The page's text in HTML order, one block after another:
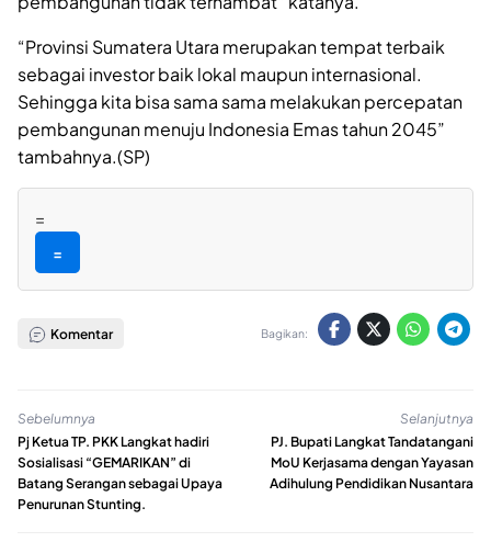
“Provinsi Sumatera Utara merupakan tempat terbaik
sebagai investor baik lokal maupun internasional.
Sehingga kita bisa sama sama melakukan percepatan
pembangunan menuju Indonesia Emas tahun 2045”
tambahnya.(SP)
=
=
Komentar Bagikan:
Sebelumnya
Pj Ketua TP. PKK Langkat hadiri
Sosialisasi “GEMARIKAN” di
Batang Serangan sebagai Upaya
Penurunan Stunting.
Selanjutnya
PJ. Bupati Langkat Tandatangani
MoU Kerjasama dengan Yayasan
Adihulung Pendidikan Nusantara